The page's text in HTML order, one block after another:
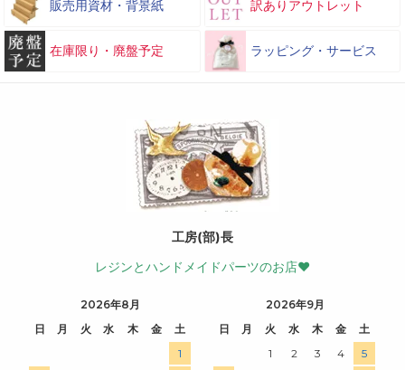
販売用資材・背景紙 訳ありアウトレット
在庫限り・廃盤予定 ラッピング・サービス
工房(部)長
レジンとハンドメイドパーツのお店♥
2026年8月
日
月 火 水 木 金
土
1
2026年9月
日
月 火 水 木 金
土
1
2 3 4
5